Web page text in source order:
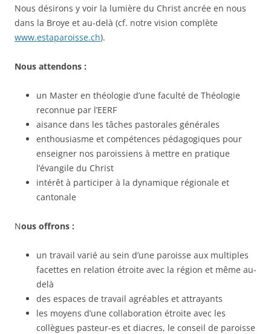
Nous désirons y voir la lumière du Christ ancrée en nous
dans la Broye et au-delà (cf. notre vision complète
www.estaparoisse.ch).
Nous attendons :
un Master en théologie d’une faculté de Théologie
reconnue par l’EERF
aisance dans les tâches pastorales générales
enthousiasme et compétences pédagogiques pour
enseigner nos paroissiens à mettre en pratique
l’évangile du Christ
intérêt à participer à la dynamique régionale et
cantonale
Nous offrons :
un travail varié au sein d’une paroisse aux multiples
facettes en relation étroite avec la région et même au-
delà
des espaces de travail agréables et attrayants
les moyens d’une collaboration étroite avec les
collègues pasteur-es et diacres, le conseil de paroisse